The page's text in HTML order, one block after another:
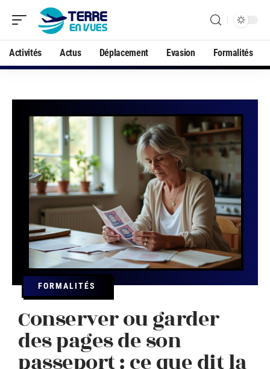
Activités Actus Déplacement Evasion Formalités
FORMALITÉS
Conserver ou garder
des pages de son
passeport : ce que dit la